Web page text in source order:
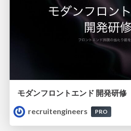
モダンフロントエンド 開発研修
recruitengineers
PRO